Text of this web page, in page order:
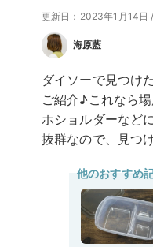
更新日：2023年1月14日 /
海原藍
ダイソーで見つけ
ご紹介♪これなら
ホショルダーなど
抜群なので、見つ
他のおすすめ